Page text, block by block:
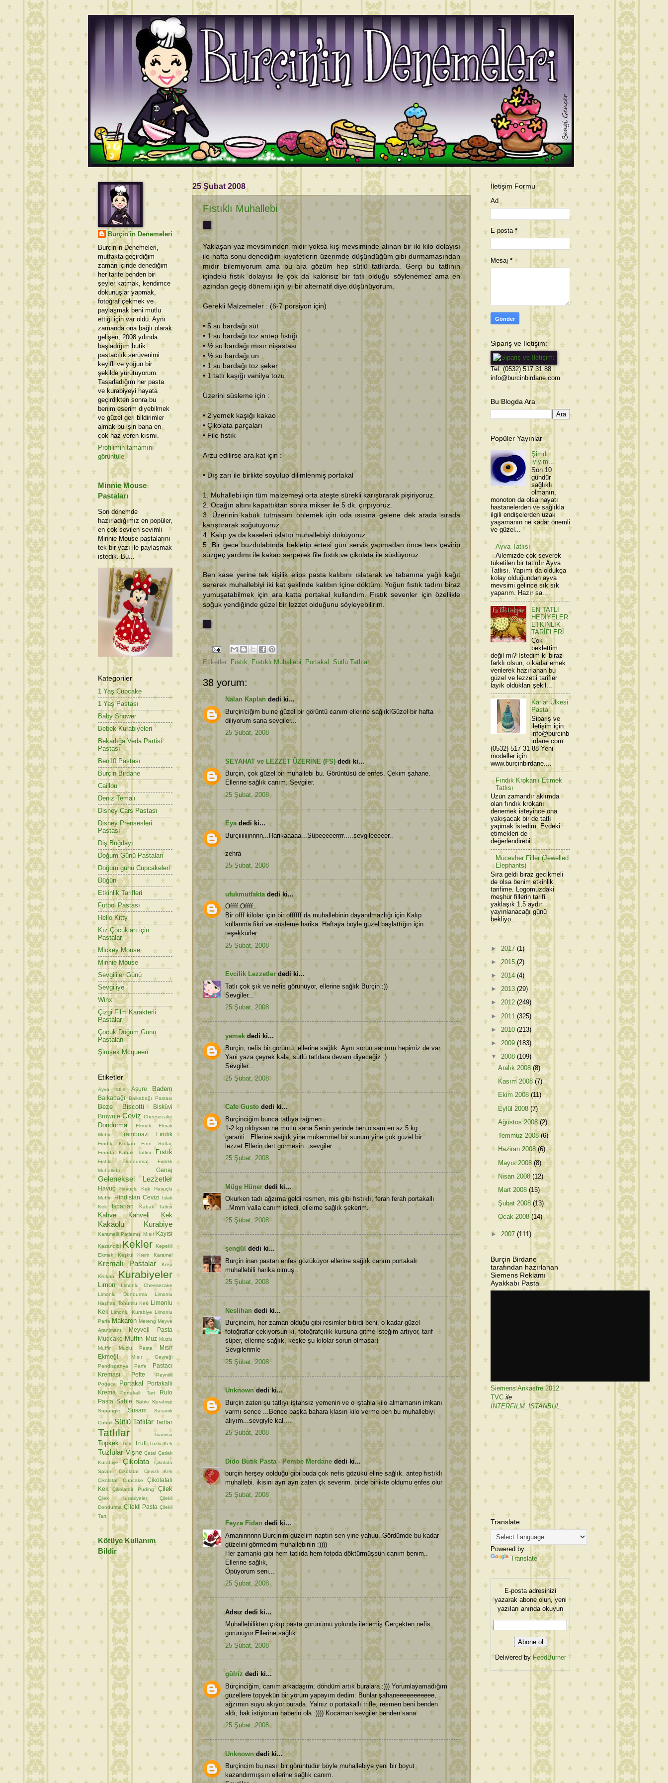
25 Şubat 2008
Fıstıklı Muhallebi
Yaklaşan yaz mevsiminden midir yoksa kış mevsiminde alınan bir iki kilo dolayısı
ile hafta sonu denediğim kıyafetlerin üzerimde düşündüğüm gibi durmamasından
mıdır bilemiyorum ama bu ara gözüm hep sütlü tatlılarda. Gerçi bu tatlının
içindeki fıstık dolayısı ile çok da kalorisiz bir tatlı olduğu söylenemez ama en
azından geçiş dönemi için iyi bir alternatif diye düşünüyorum.
Gerekli Malzemeler : (6-7 porsiyon için)
• 5 su bardağı süt
• 1 su bardağı toz antep fıstığı
• ½ su bardağı mısır nişastası
• ½ su bardağı un
• 1 su bardağı toz şeker
• 1 tatlı kaşığı vanilya tozu
Üzerini süsleme için :
• 2 yemek kaşığı kakao
• Çikolata parçaları
• File fıstık
Arzu edilirse ara kat için :
• Dış zarı ile birlikte soyulup dilimlenmiş portakal
1. Muhallebi için tüm malzemeyi orta ateşte sürekli karıştırarak pişiriyoruz.
2. Ocağın altını kapattıktan sonra mikser ile 5 dk. çırpıyoruz.
3. Üzerinin kabuk tutmasını önlemek için oda ısısına gelene dek arada sırada
karıştırarak soğutuyoruz.
4. Kalıp ya da kaseleri ıslatıp muhallebiyi döküyoruz.
5. Bir gece buzdolabında bekletip ertesi gün servis yapmadan önce ters çevirip
süzgeç yardımı ile kakao serperek file fıstık ve çikolata ile süslüyoruz.
Ben kase yerine tek kişilik elips pasta kalıbını ıslatarak ve tabanına yağlı kağıt
sererek muhallebiyi iki kat şeklinde kalıbın içine döktüm. Yoğun fıstık tadını biraz
yumuşatabilmek için ara katta portakal kullandım. Fıstık sevenler için özellikle
soğuk yendiğinde güzel bir lezzet olduğunu söyleyebilirim.
Etiketler: Fıstık, Fıstıklı Muhallebi, Portakal , Sütlü Tatlılar
38 yorum:
Nalan Kaplan dedi ki...
Burçin'ciğim bu ne güzel bir görüntü canım ellerine sağlık!Güzel bir hafta
diliyorum sana sevgiler...
25 Şubat, 2008
SEYAHAT ve LEZZET ÜZERİNE (FS) dedi ki...
Burçin, çok güzel bir muhallebi bu. Görüntüsü de enfes. Çekim şahane.
Ellerine sağlık canım. Sevgiler.
25 Şubat, 2008
Eyadedi ki...
Burçiiiiiiinnnn...Harikaaaaa...Süpeeeeerrrr.....sevgileeeeer..
zehra
25 Şubat, 2008
ufukmutfakta dedi ki...
Offff Offff.
Bir offf kilolar için bir offffff da muhallebinin dayanılmazlığı için.Kalıp
kullanma fikri ve süsleme harika. Haftaya böyle güzel başlattığın için
teşekkürler....
25 Şubat, 2008
Evcilik Lezzetler dedi ki...
Tatlı çok şık ve nefis görünüyor, ellerine sağlık Burçin :))
Sevgiler...
25 Şubat, 2008
yemekdedi ki...
Burçin, nefis bir görüntü, ellerine sağlık. Aynı sorun sanırım hepimiz de var.
Yani yaza çeyrek kala, sütlü tatlılara devam diyeceğiz.:)
Sevgiler...
25 Şubat, 2008
Cafe Gusto dedi ki...
Burçinciğim bunca tatlıya rağmen
1-2 kg oldıysan ne mutlu sana.Senin yerinde ben olsam en az 5 kg
garanti...Ellerine sağlık yine mükemmel bir sunum yine çok güzel bir
lezzet.Ellerin dert görmesin...sevgiler...
25 Şubat, 2008
Müge Hüner dedi ki...
Okurken tadı ağzıma geldi resmen, mis gibi fıstıklı, ferah ferah portakallı
..Mmm valla canım istedi, elleirne sağlık şekerim.
25 Şubat, 2008
şengül dedi ki...
Burçin inan pastan enfes gözüküyor ellerine sağlık canım portakalı
muhallebili harika olmuş .
25 Şubat, 2008
Neslihan dedi ki...
Burçincim, her zaman olduğu gibi resimler bitirdi beni, o kadar güzel
fotoğraflar çekiyorsun ki, fotoğrafçılık kursuna gitme isteğim artıyor, tarif
süper, ellerine sağlık, keşke şu kilolar sorun olmasa:)
Sevgilerimle
25 Şubat, 2008
Unknowndedi ki...
Burçin zaten şu tatlıyı iştahsız yemenin ve o iştahla kilo almamanın imkanı
varmı sence ...Bence başka bahara klasın kilo verme ben bu muhallebiyi
alıyım...sevgiyle kal....
25 Şubat, 2008
Dido Butik Pasta - Pembe Merdane dedi ki...
burçin herşey oolduğu gibi buda çok nefis gözükü eline sağlık. antep fıstıklı
muhallebi. ikisini ayrı ayrı zaten çk severim. birde birlikte oldumu enfes olur
25 Şubat, 2008
Feyza Fidan dedi ki...
Amaninnnnn Burçinim güzelim naptın sen yine yahuu..Gördümde bu kadar
güzelini görmedim muhallebinin :))))
Her zamanki gibi hem tatlıda hem fotoda döktürmüşsün canım benim..
Ellerine sağlık,
Öpüyorum seni...
25 Şubat, 2008
Adsız dedi ki...
Muhallebilikten çıkıp pasta görünümü yolunda ilerlemiş.Gerçekten nefis
görünüyor.Ellerine sağlık
25 Şubat, 2008
gülriz dedi ki...
Burçinciğim, canım arkadaşım; döndüm artık buralara :))) Yorumlayamadığım
güzellere topyekün bir yorum yapayım dedim: Bunlar şahaneeeeeeeeeee,
ağzımın suyu akıyor burada. Yalnız o portakallı trifle, resmen beni benden
aldı; bak istiyorum haberin ola :)))) Kocaman sevgiler benden sana
25 Şubat, 2008
Unknowndedi ki...
Burçincim bu nasıl bir görüntüdür böyle muhallebiye yeni bir boyut
kazandırmışsın ellerine sağlık canım.
Burçin'in Denemeleri
Burçin'in Denemeleri,
mutfakta geçirdiğim
zaman içinde denediğim
her tarife benden bir
şeyler katmak, kendimce
dokunuşlar yapmak,
fotoğraf çekmek ve
paylaşmak beni mutlu
ettiği için var oldu. Aynı
zamanda ona bağlı olarak
gelişen, 2008 yılında
başladığım butik
pastacılık serüvenimi
keyifli ve yoğun bir
şekilde yürütüyorum.
Tasarladığım her pasta
ve kurabiyeyi hayata
geçirdikten sonra bu
benim eserim diyebilmek
ve güzel geri bildirimler
almak bu işin bana en
çok haz veren kısmı.
Profilimin tamamını
görüntüle
Minnie Mouse
Pastaları
Son dönemde
hazırladığımız en popüler,
en çok sevilen sevimli
Minnie Mouse pastalarını
tek bir yazı ile paylaşmak
istedik. Bu...
Kategoriler
1 Yaş Cupcake
1 Yaş Pastası
Baby Shower
Bebek Kurabiyeleri
Bekarlığa Veda Partisi
Pastası
Ben10 Pastası
Burçin Birdane
Caillou
Deniz Temalı
Disney Cars Pastası
Disney Prensesleri
Pastası
Diş Buğdayı
Doğum Günü Pastaları
Doğum günü Cupcakeleri
Düğün
Etkinlik Tarifleri
Futbol Pastası
Hello Kitty
Kız Çocukları için
Pastalar
Mickey Mouse
Minnie Mouse
Sevgililer Günü
Sevgiliye
Winx
Çizgi Film Karakterli
Pastalar
Çocuk Doğum Günü
Pastaları
Şimşek Mcqueen
Etiketler
Ayva tatlısı Aşure Badem
Balkabağı Balkabağı Pastası
Beze Biscotti
Bisküvi
Brownie Ceviz Cheesecake
Dondurma Ekmek
Elmalı
Muffin
Frambuaz Fındık
Fındık Krokan
Fırın Sütlaç
Fırında Kabak Tatlısı
Fıstık
Fıstıklı Dondurma
Fıstıklı
Muhallebi
Ganaj
Geleneksel Lezzetler
Havuç Havuçlu Kek
Havuçlu
Muffin Hindistan Cevizi
Islak
Kek
Ispahan Kabak Tatlısı
Kahve Kahveli Kek
Kakaolu Kurabiye
Karamelli Patlamış Mısır Kayısı
Kazandibi Kekler Kepekli
Ekmek
Keşkül Krem Karamel
Kremalı Pastalar Krep
Krokan Kurabiyeler
Limon
Limonlu Cheesecake
Limonlu Dondurma
Limonlu
Haşhaş Tohumlu Kek
Limonlu
Kek Limonlu Kurabiye Limonlu
Parfe Makaron Mereng Meyve
Aranjmanı
Meyveli Pasta
Mudcake Muffin Muz Muzlu
Muffin
Muzlu Pasta
Mısır
Ekmeği
Mısır Gevreği
Pandispanya
Parfe
Pastacı
Kreması
Pelte
Peynirli
Poğaça
Portakal
Portakallı
Krema
Portakallı Tart
Rulo
Pasta Sable
Sable Kurabiye
Supangle
Susam Susamlı
Çubuk Sütlü Tatlılar Tartlar
Tatlılar Tiramisu
Topkek Trifle Truff Tuzlu Kek
Tuzlular Vişne Çatal Çatlak
Kurabiye
Çikolata
Çikolata
Salamı
Çikolatalı Cevizli Kek
Çikolatalı Cupcake
Çikolatalı
Kek
Çikolatalı Puding Çilek
Çilek Kurabiyeler
Çilekli
Dondurma Çilekli Pasta Çilekli
Tart
Kötüye Kullanım
Bildir
İletişim Formu
Ad
E-posta*
Mesaj *
Sipariş ve İletişim:
Tel: (0532) 517 31 88
info@burcinbirdane.com
Bu Blogda Ara
Popüler Yayınlar
Şimdi
iyiyim...
Son 10
gündür
sağlıklı
olmanın,
monoton da olsa hayatı
hastanelerden ve sağlıkla
ilgili endişelerden uzak
yaşamanın ne kadar önemli
ve güzel...
Ayva Tatlısı
Ailemizde çok severek
tüketilen bir tatlıdır Ayva
Tatlısı. Yapımı da oldukça
kolay olduğundan ayva
mevsimi gelince sık sık
yaparım. Hazır sa...
EN TATLI
HEDİYELER
ETKİNLİK
TARİFLERİ
Çok
beklettim
değil mi? İstedim ki biraz
farklı olsun, o kadar emek
verilerek hazırlanan bu
güzel ve lezzetli tarifler
layık oldukları şekil...
Karlar Ülkesi
Pasta
Sipariş ve
iletişim için:
info@burcinb
irdane.com
(0532) 517 31 88 Yeni
modeller için
www.burcinbirdane....
Fındık Krokanlı Etimek
Tatlısı
Uzun zamandır aklımda
olan fındık krokanı
denemek isteyince ona
yakışacak bir de tatlı
yapmak istedim. Evdeki
etimekleri de
değerlendirebil...
Mücevher Filler (Jewelled
Elephants)
Sıra geldi biraz gecikmeli
de olsa benim etkinlik
tarifime. Logomuzdaki
meşhur fillerin tarifi
yaklaşık 1,5 aydır
yayınlanacağı günü
bekliyo...
► 2017 (1)
►2015(2)
► 2014 (4)
► 2013 (29)
► 2012 (249)
► 2011 (325)
► 2010 (213)
► 2009 (183)
▼ 2008 (109)
Aralık 2008(8)
Kasım 2008(7)
Ekim 2008(11)
Eylül 2008(7)
Ağustos 2008(2)
Temmuz 2008(6)
Haziran 2008(6)
Mayıs 2008(8)
Nisan 2008(12)
Mart 2008(15)
Şubat 2008(13)
Ocak 2008(14)
► 2007 (111)
Burçin Birdane
tarafından hazırlanan
Siemens Reklamı
Ayakkabı Pasta
Siemens Ankastre 2012
TVC ile
INTERFILM_ISTANBUL_
Translate
Powered by
Translate
E-posta adresinizi
yazarak abone olun, yeni
yazıları anında okuyun
Delivered byFeedBurner